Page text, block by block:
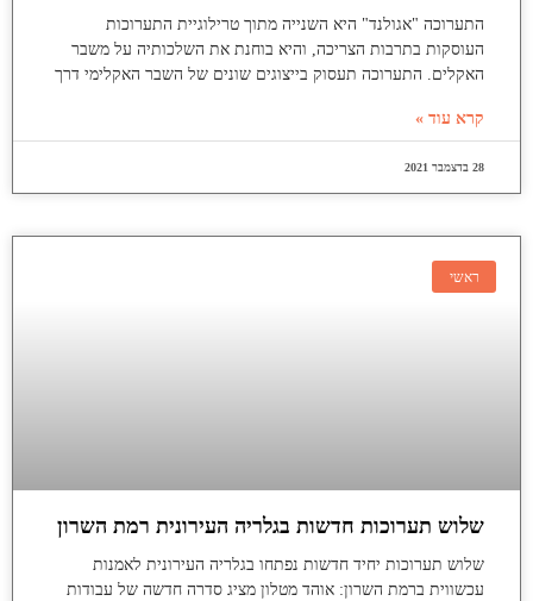
התערוכה "אגולנד" היא השנייה מתוך טרילוגיית התערוכות
העוסקות בתרבות הצריכה, והיא בוחנת את השלכותיה על משבר
האקלים. התערוכה תעסוק בייצוגים שונים של השבר האקלימי דרך
קרא עוד »
28 בדצמבר 2021
ראשי
שלוש תערוכות חדשות בגלריה העירונית רמת השרון
שלוש תערוכות יחיד חדשות נפתחו בגלריה העירונית לאמנות
עכשווית ברמת השרון: אוהד מטלון מציג סדרה חדשה של עבודות